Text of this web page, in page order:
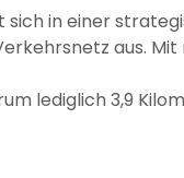
in einer
aus.
lediglich 3,9